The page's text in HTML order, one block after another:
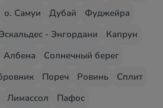
о. Самуи Дубай
Фуджейра
Эскальдес - Энгордани
Капрун
Албена
Солнечный берег
Пореч Ровинь
Сплит
Лимассол
Пафос